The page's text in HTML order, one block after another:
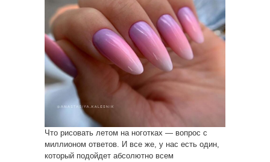
Что рисовать летом на ноготках — вопрос с
миллионом ответов. И все же, у нас есть один,
который подойдет абсолютно всем